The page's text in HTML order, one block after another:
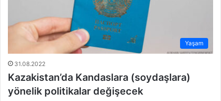
Yaşam
31.08.2022
Kazakistan’da Kandaslara (soydaşlara)
yönelik politikalar değişecek